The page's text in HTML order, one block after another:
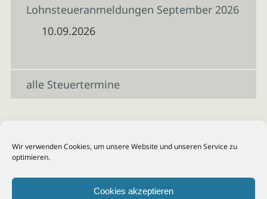
Wir verwenden Cookies, um unsere Website und unseren Service zu
optimieren.
Cookies akzeptieren
Lohnsteueranmeldungen September 2026
10.09.2026
alle Steuertermine